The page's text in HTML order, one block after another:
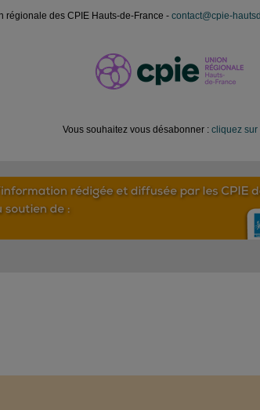
régionale des CPIE Hauts-de-France - contact@cpie-
Vous souhaitez vous désabonner : cliquez sur